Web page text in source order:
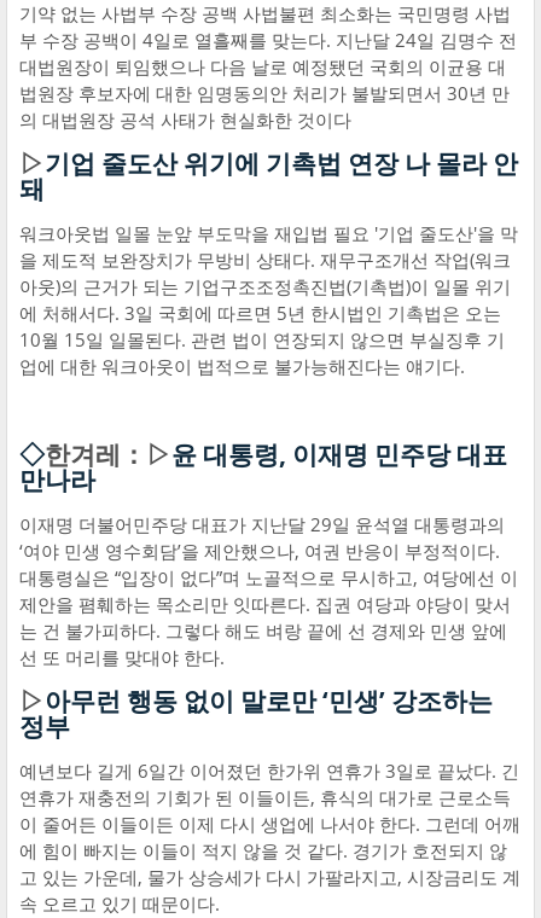
기약 없는 사법부 수장 공백 사법불편 최소화는 국민명령 사법
부 수장 공백이 4일로 열흘째를 맞는다. 지난달 24일 김명수 전
대법원장이 퇴임했으나 다음 날로 예정됐던 국회의 이균용 대
법원장 후보자에 대한 임명동의안 처리가 불발되면서 30년 만
의 대법원장 공석 사태가 현실화한 것이다
▷기업 줄도산 위기에 기촉법 연장 나 몰라 안
돼
워크아웃법 일몰 눈앞 부도막을 재입법 필요 '기업 줄도산'을 막
을 제도적 보완장치가 무방비 상태다. 재무구조개선 작업(워크
아웃)의 근거가 되는 기업구조조정촉진법(기촉법)이 일몰 위기
에 처해서다. 3일 국회에 따르면 5년 한시법인 기촉법은 오는
10월 15일 일몰된다. 관련 법이 연장되지 않으면 부실징후 기
업에 대한 워크아웃이 법적으로 불가능해진다는 얘기다.
◇한겨레：▷윤 대통령, 이재명 민주당 대표
만나라
이재명 더불어민주당 대표가 지난달 29일 윤석열 대통령과의
‘여야 민생 영수회담’을 제안했으나, 여권 반응이 부정적이다.
대통령실은 “입장이 없다”며 노골적으로 무시하고, 여당에선 이
제안을 폄훼하는 목소리만 잇따른다. 집권 여당과 야당이 맞서
는 건 불가피하다. 그렇다 해도 벼랑 끝에 선 경제와 민생 앞에
선 또 머리를 맞대야 한다.
▷아무런 행동 없이 말로만 ‘민생’ 강조하는
정부
예년보다 길게 6일간 이어졌던 한가위 연휴가 3일로 끝났다. 긴
연휴가 재충전의 기회가 된 이들이든, 휴식의 대가로 근로소득
이 줄어든 이들이든 이제 다시 생업에 나서야 한다. 그런데 어깨
에 힘이 빠지는 이들이 적지 않을 것 같다. 경기가 호전되지 않
고 있는 가운데, 물가 상승세가 다시 가팔라지고, 시장금리도 계
속 오르고 있기 때문이다.